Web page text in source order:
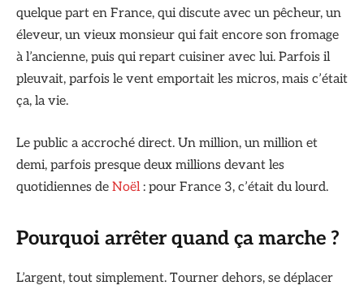
quelque part en France, qui discute avec un pêcheur, un
éleveur, un vieux monsieur qui fait encore son fromage
à l’ancienne, puis qui repart cuisiner avec lui. Parfois il
pleuvait, parfois le vent emportait les micros, mais c’était
ça, la vie.
Le public a accroché direct. Un million, un million et
demi, parfois presque deux millions devant les
quotidiennes de Noël: pour France 3, c’était du lourd.
Pourquoi arrêter quand ça marche ?
L’argent, tout simplement. Tourner dehors, se déplacer